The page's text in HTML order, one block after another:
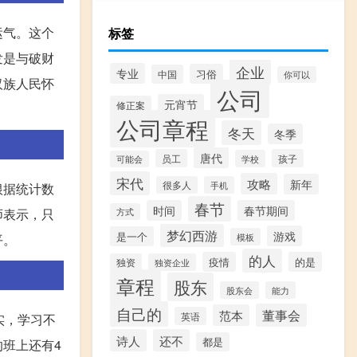
。这个
与破财
人民怀
统计数
示，只
学习不
上还有4
标签
专业 中国 习俗 企业 你可以
修正案 元宵节 公司
公司章程 冬天 冬季
可能会 员工 唐代 学校 孩子
宋代 很多人 手机 攻略 新年
方式 时间 春节 春节期间
是一个 梦幻西游 模板 游戏
独资 独资企业 疫情 的人 的是
章程 股东 股东会 能力
自己的 英语 范本 董事会
诗人 还不 都是